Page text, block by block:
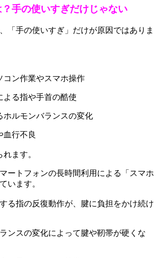
手の使いすぎだけじゃない
「手の使いすぎ」だけが原因ではありま
コン作業やスマホ操作
よる指や手首の酷使
ホルモンバランスの変化
血行不良
ます。
ートフォンの長時間利用による「スマホ
います。
る指の反復動作が、腱に負担をかけ続け
ンスの変化によって腱や靭帯が硬くな